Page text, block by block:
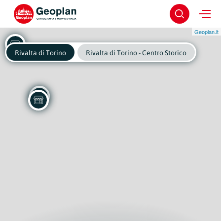
Geoplan.it
Rivalta di Torino Rivalta di Torino - Centro Storico